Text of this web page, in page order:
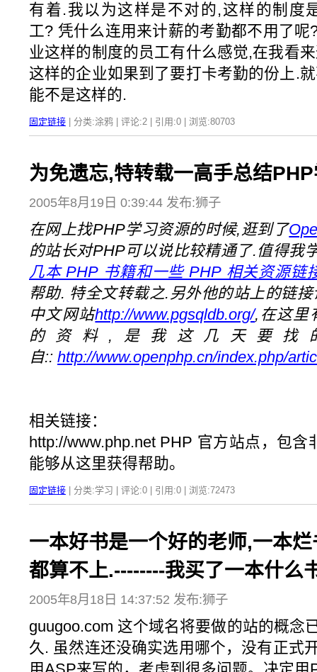
有着.我以为这样是不对的,这样的制度
工? 凭什么连用来计薪的考勤都不用了
业这样的制度的员工有什么感觉,在我看
这样的企业如果到了要打卡考勤的份上.
能不是这样的.
固定链接 | 分类:涂鸦 | 评论:2 | 引用:0 | 浏览:80703
为免遗忘,特转载一高手总结
2005年8月19日 0:39:44 发布:狮子
在网上找PHP学习资源的时候,逛到了
的站长对PHP可以说比较精通了.值得我
几本 PHP 书籍和一些 PHP 相关资源链
帮助. 特全文转载之.另外他的站上的链
中文网站http://www.pgsqldb.org/,在这里
的资料,是我这几天要找
自:: http://www.openphp.cn/index.php/
相关链接：
http://www.php.net PHP 官方站点，包
能够从这里获得帮助。
固定链接 | 分类:学习 | 评论:0 | 引用:0 | 浏览:72473
一本好书是一个好的老师,一本
都算不上.--------我买了一本什么
2005年8月18日 14:37:52 发布:狮子
guugoo.com 这个域名将要做的站的概念
久. 虽然连还没确实选用哪个，没有正式